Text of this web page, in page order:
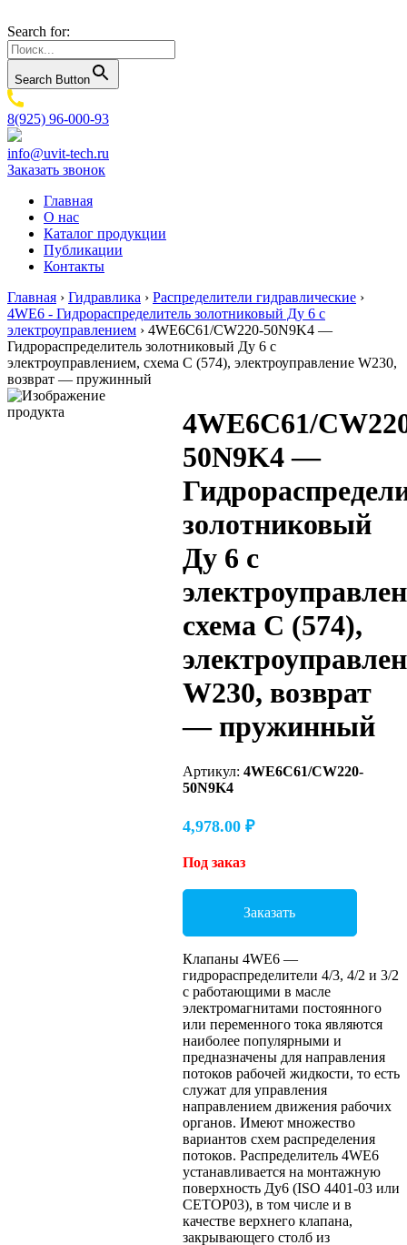
Search for:
Search Button
8(925) 96-000-93
info@uvit-tech.ru
Заказать звонок
Главная
О нас
Каталог продукции
Публикации
Контакты
Главная › Гидравлика › Распределители гидравлические ›
4WE6 - Гидрораспределитель золотниковый Ду 6 с
электроуправлением › 4WE6C61/CW220-50N9K4 —
Гидрораспределитель золотниковый Ду 6 с
электроуправлением, схема C (574), электроуправление W230,
возврат — пружинный
4WE6C61/
50N9K4 —
золотниковый
Ду 6 с
схема C (574),
W230, возврат
— пружинный
Артикул: 4WE6C61/CW220-
50N9K4
4,978.00 ₽
Под заказ
Заказать
Клапаны 4WE6 —
гидрораспределители 4/3, 4/2 и 3/2
с работающими в масле
электромагнитами постоянного
или переменного тока являются
наиболее популярными и
предназначены для направления
потоков рабочей жидкости, то есть
служат для управления
направлением движения рабочих
органов. Имеют множество
вариантов схем распределения
потоков. Распределитель 4WE6
устанавливается на монтажную
поверхность Ду6 (ISO 4401-03 или
CETOP03), в том числе и в
качестве верхнего клапана,
закрывающего столб из